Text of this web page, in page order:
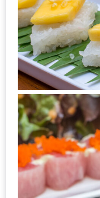
ที่
LE
CRYSTAL
เชียงใหม่
ฟรี
2
ท่าน
ลุ้น
รับ
GIFT
VOUCHER